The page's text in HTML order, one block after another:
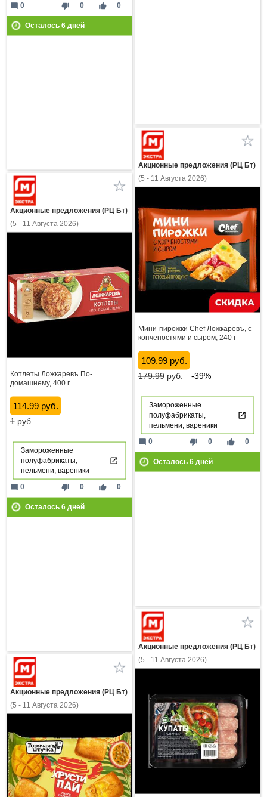
thumb_down 0 thumb_up 0
mode_comment 0
Осталось 6дней
Акционные предложения (РЦ Бт)
(5 - 11 Августа 2026)
Мини-пирожки Chef Ложкаревъ, с
копченостями и сыром, 240 г
109.99 руб.
179.99руб. -39%
Замороженные
полуфабрикаты,
пельмени, вареники
thumb_down 0 thumb_up 0
mode_comment 0
Осталось 6дней
Акционные предложения (РЦ Бт)
(5 - 11 Августа 2026)
Котлеты Ложкаревъ По-
домашнему, 400 г
114.99 руб.
1руб.
Замороженные
полуфабрикаты,
пельмени, вареники
thumb_down 0 thumb_up 0
mode_comment 0
Осталось 6дней
Акционные предложения (РЦ Бт)
(5 - 11 Августа 2026)
Акционные предложения (РЦ Бт)
(5 - 11 Августа 2026)